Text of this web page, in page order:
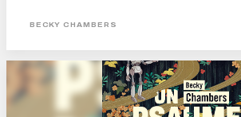
BECKY CHAMBERS